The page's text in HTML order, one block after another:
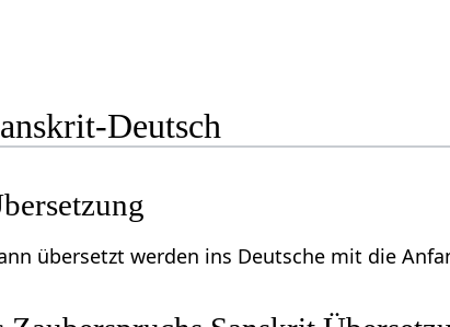
Deutsch
übersetzt werden ins Deutsche mit die